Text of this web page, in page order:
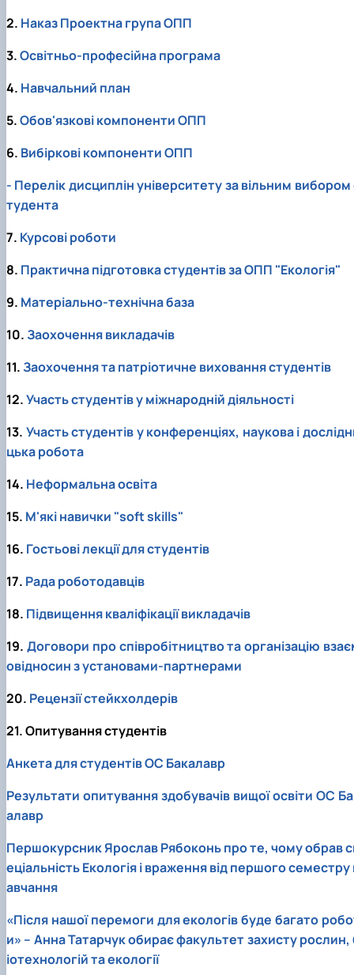
2. Наказ Проектна група ОПП
3.Освітньо-професійна програма
4. Навчальний план
5.Обов'язкові компоненти ОПП
6. Вибіркові компоненти ОПП
- Перелік дисциплін університету за вільним вибором
тудента
7. Курсові роботи
8. Практична підготовка студентів за ОПП "Екологія"
9. Матеріально-технічна база
10.Заохочення викладачів
11.Заохочення та патріотичне виховання студентів
12.Участь студентів у міжнародній діяльності
13. Участь студентів у конференціях, наукова і
цька робота
14. Неформальна освіта
15. М'які навички "soft skills"
16. Гостьові лекції для студентів
17. Рада роботодавців
18. Підвищення кваліфікації викладачів
19. Договори про співробітництво та організацію
овідносин з установами-партнерами
20. Рецензії стейкхолдерів
21. Опитування студентів
Анкета для студентів ОС Бакалавр
Результати опитування здобувачів вищої освіти ОС
алавр
Першокурсник Ярослав Рябоконь про те, чому обрав
еціальність Екологія і враження від першого семестру
авчання
«Після нашої перемоги для екологів буде багато
и» – Анна Татарчук обирає факультет захисту рослин,
іотехнологій та екології